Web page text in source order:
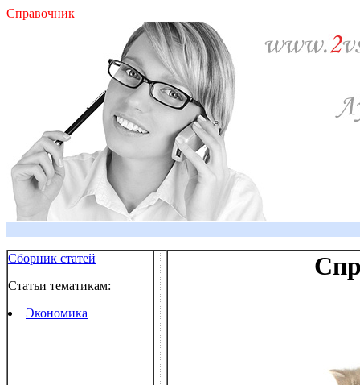
Справочник
Сборник статей
Статьи тематикам:
Экономика